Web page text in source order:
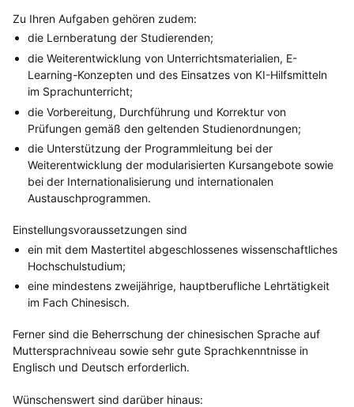
Zu Ihren Aufgaben gehören zudem:
die Lernberatung der Studierenden;
die Weiterentwicklung von Unterrichtsmaterialien, E-
Learning-Konzepten und des Einsatzes von KI-Hilfsmitteln
im Sprachunterricht;
die Vorbereitung, Durchführung und Korrektur von
Prüfungen gemäß den geltenden Studienordnungen;
die Unterstützung der Programmleitung bei der
Weiterentwicklung der modularisierten Kursangebote sowie
bei der Internationalisierung und internationalen
Austauschprogrammen.
Einstellungsvoraussetzungen sind
ein mit dem Mastertitel abgeschlossenes wissenschaftliches
Hochschulstudium;
eine mindestens zweijährige, hauptberufliche Lehrtätigkeit
im Fach Chinesisch.
Ferner sind die Beherrschung der chinesischen Sprache auf
Muttersprachniveau sowie sehr gute Sprachkenntnisse in
Englisch und Deutsch erforderlich.
Wünschenswert sind darüber hinaus: